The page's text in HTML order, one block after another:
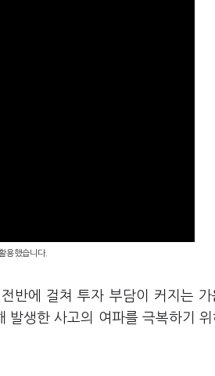
용했습니다.
반에 걸쳐 투자 부담이 커지는 가
발생한 사고의 여파를 극복하기